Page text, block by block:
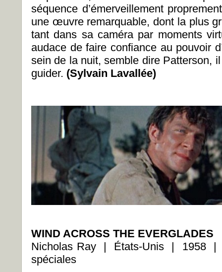
séquence d’émerveillement
une œuvre remarquable, dont la plus
tant dans sa caméra par moments
audace de faire confiance au pouvoir
sein de la nuit, semble dire Patterson,
guider. (Sylvain Lavallée)
WIND ACROSS THE EVERGLADES
Nicholas Ray | États-Unis | 1958 |
spéciales